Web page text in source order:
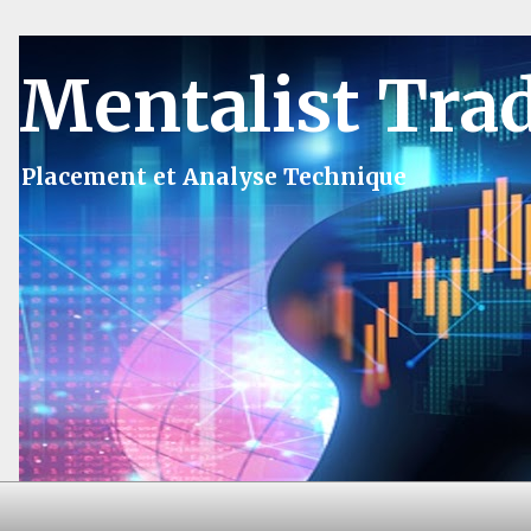
Mentalist
Placement et Analyse Technique